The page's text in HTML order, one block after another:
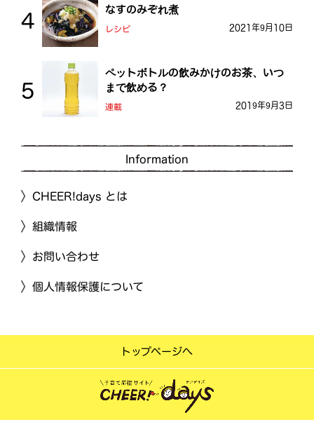
なすのみぞれ煮
レシピ 2021年9月10日
ペットボトルの飲みかけのお茶、いつ
まで飲める？
連載 2019年9月3日
Information
CHEER!days とは
組織情報
お問い合わせ
個人情報保護について
トップページへ